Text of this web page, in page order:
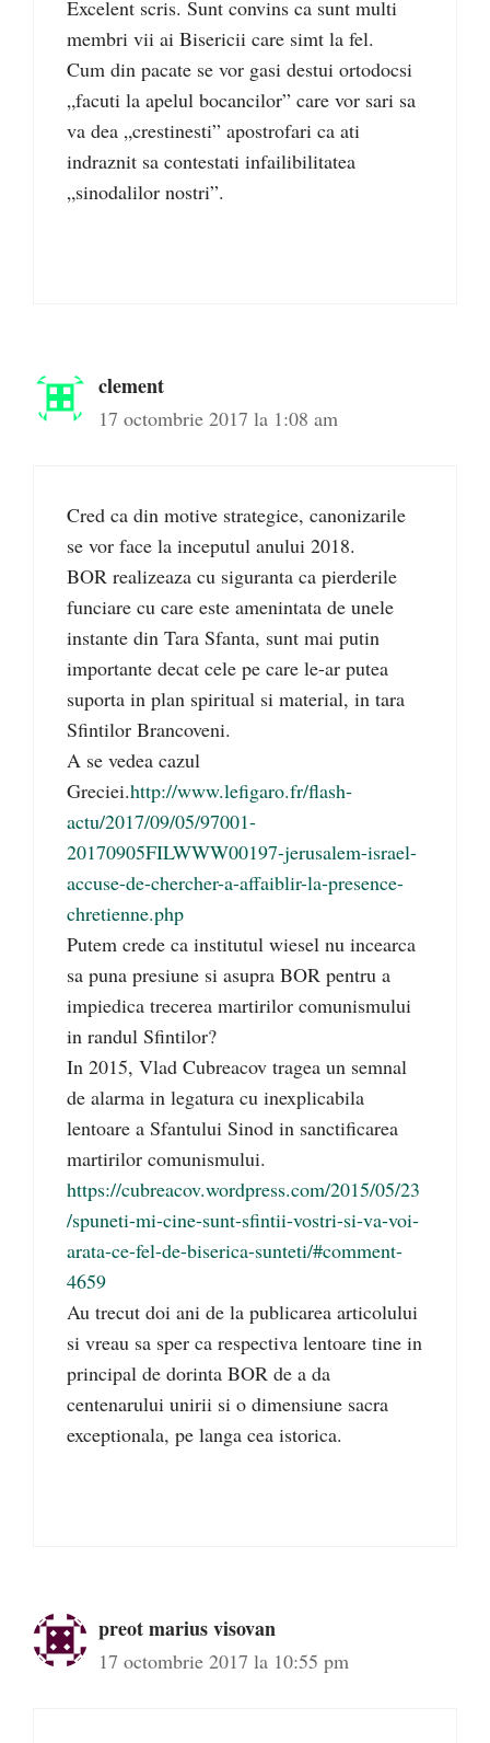
Excelent scris. Sunt convins ca sunt multi
membri vii ai Bisericii care simt la fel.
Cum din pacate se vor gasi destui ortodocsi
„facuti la apelul bocancilor” care vor sari sa
va dea „crestinesti” apostrofari ca ati
indraznit sa contestati infailibilitatea
„sinodalilor nostri”.
clement
17 octombrie 2017 la 1:08 am
Cred ca din motive strategice, canonizarile
se vor face la inceputul anului 2018.
BOR realizeaza cu siguranta ca pierderile
funciare cu care este amenintata de unele
instante din Tara Sfanta, sunt mai putin
importante decat cele pe care le-ar putea
suporta in plan spiritual si material, in tara
Sfintilor Brancoveni.
A se vedea cazul
Greciei.http://www.lefigaro.fr/flash-
actu/2017/09/05/97001-
20170905FILWWW00197-jerusalem-israel-
accuse-de-chercher-a-affaiblir-la-presence-
chretienne.php
Putem crede ca institutul wiesel nu incearca
sa puna presiune si asupra BOR pentru a
impiedica trecerea martirilor comunismului
in randul Sfintilor?
In 2015, Vlad Cubreacov tragea un semnal
de alarma in legatura cu inexplicabila
lentoare a Sfantului Sinod in sanctificarea
martirilor comunismului.
https://cubreacov.wordpress.com/2015/05/23
/spuneti-mi-cine-sunt-sfintii-vostri-si-va-voi-
arata-ce-fel-de-biserica-sunteti/#comment-
4659
Au trecut doi ani de la publicarea articolului
si vreau sa sper ca respectiva lentoare tine in
principal de dorinta BOR de a da
centenarului unirii si o dimensiune sacra
exceptionala, pe langa cea istorica.
preot marius visovan
17 octombrie 2017 la 10:55 pm